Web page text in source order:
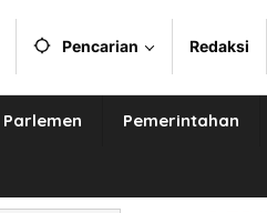
Pencarian Redaksi
Parlemen Pemerintahan